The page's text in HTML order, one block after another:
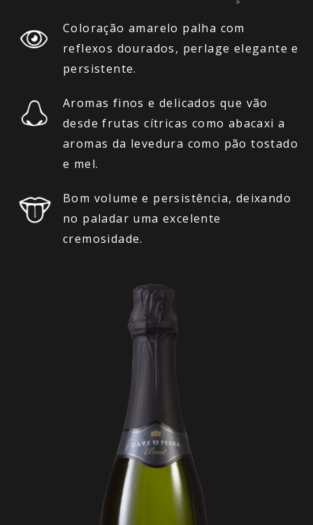
Coloração amarelo palha com
reflexos dourados, perlage elegante e
persistente.
Aromas finos e delicados que vão
desde frutas cítricas como abacaxi a
aromas da levedura como pão tostado
e mel.
Bom volume e persistência, deixando
no paladar uma excelente
cremosidade.